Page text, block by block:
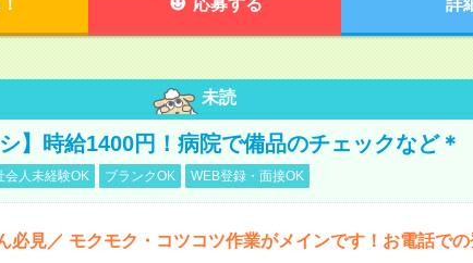
未読
】時給1400円！病院で備品のチェックなど＊
会人未経験OK ブランクOK WEB登録・面接OK
必見／ モクモク・コツコツ作業がメインです！お電話での